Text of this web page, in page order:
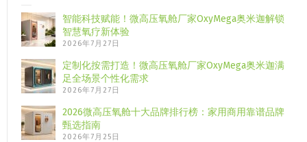
智能科技赋能！微高压氧舱厂家OxyMega奥米迦解锁
智慧氧疗新体验
2026年7月27日
定制化按需打造！微高压氧舱厂家OxyMega奥米迦满
足全场景个性化需求
2026年7月27日
2026微高压氧舱十大品牌排行榜：家用商用靠谱品牌
甄选指南
2026年7月25日